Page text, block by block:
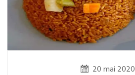
20 mai 2020